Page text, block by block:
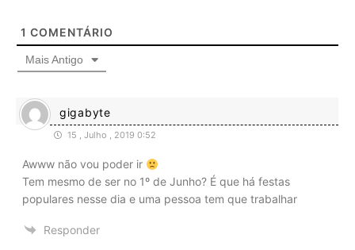
1 COMENTÁRIO
Mais Antigo
gigabyte
15 , Julho , 2019 0:52
Awww não vou poder ir
Tem mesmo de ser no 1º de Junho? É que há festas
populares nesse dia e uma pessoa tem que trabalhar
Responder